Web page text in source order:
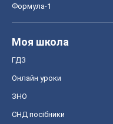
Формула-1
Моя школа
ГДЗ
Онлайн уроки
ЗНО
СНД посібники